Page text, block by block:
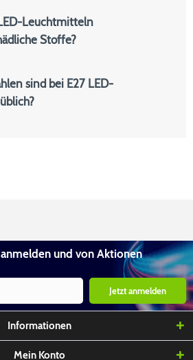
Leuchtmitteln
Stoffe?
sind bei E27 LED-
und von Aktionen
Jetzt anmelden
Informationen
Mein Konto